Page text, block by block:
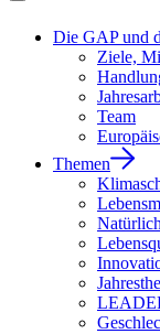
Die GAP und
Ziele,
Team
Themen